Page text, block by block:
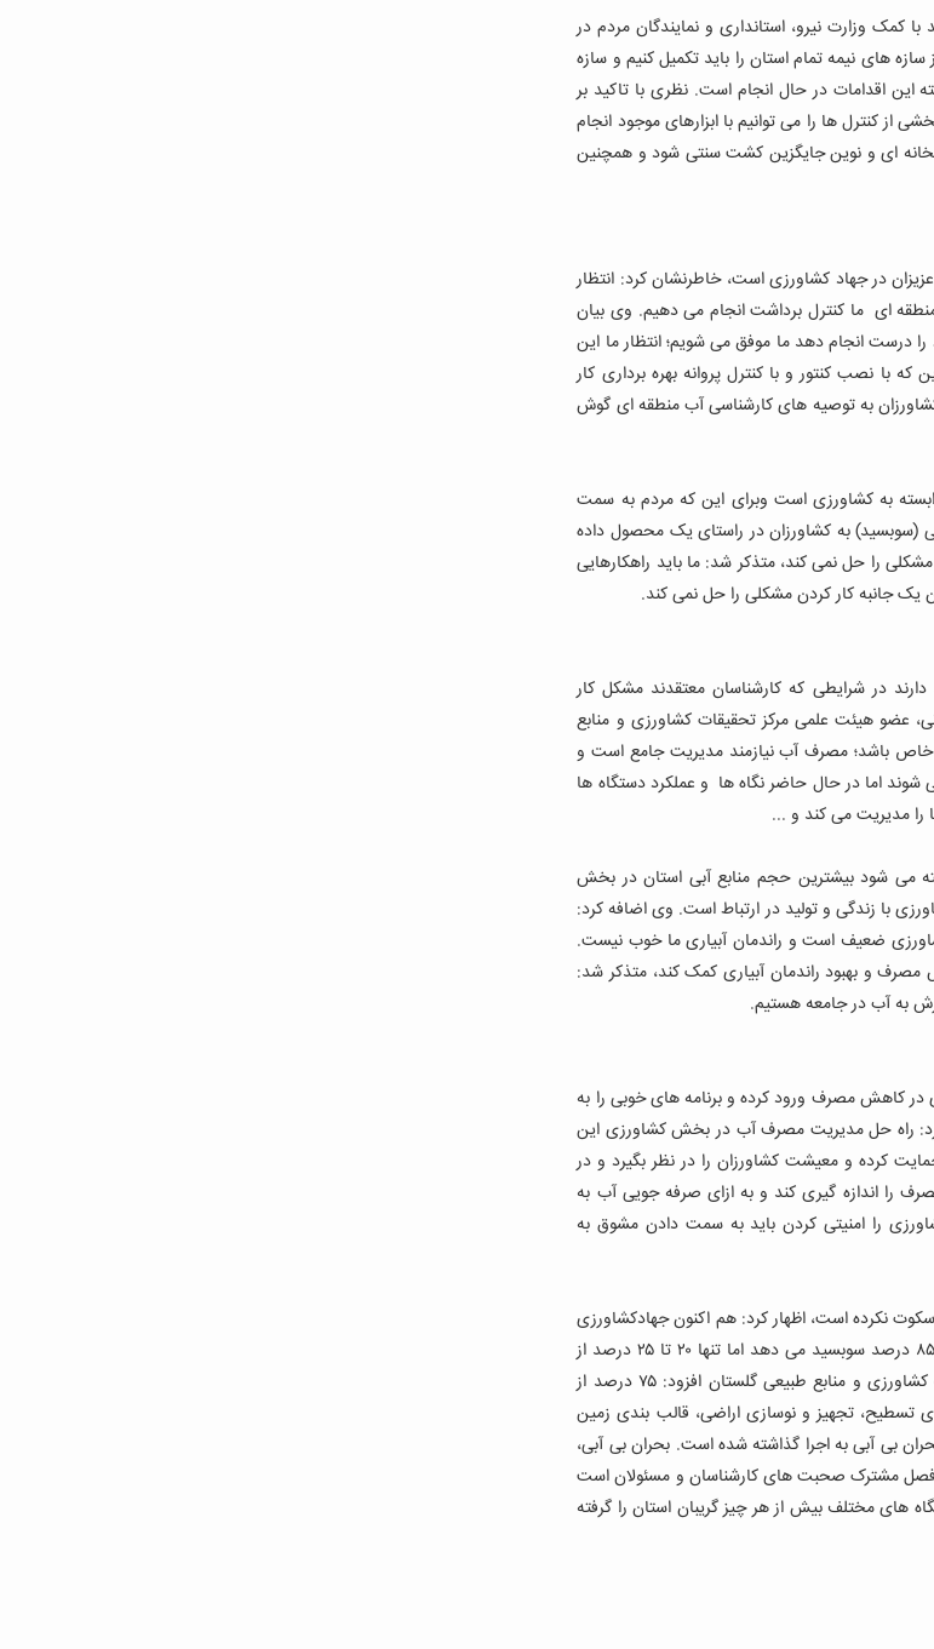
وزارت نیرو، استانداری و نمایندگان مردم در
های نیمه تمام استان را باید تکمیل کنیم و سازه
این اقدامات در حال انجام است. نظری با تاکید بر
کنترل ها را می توانیم با ابزارهای موجود انجام
ای و نوین جایگزین کشت سنتی شود و همچنین
در جهاد کشاورزی است، خاطرنشان کرد: انتظار
ای ما کنترل برداشت انجام می دهیم. وی بیان
درست انجام دهد ما موفق می شویم؛ انتظار ما این
که با نصب کنتور و با کنترل پروانه بهره برداری کار
کشاورزان به توصیه های کارشناسی آب منطقه ای گوش
وابسته به کشاورزی است وبرای این که مردم به سمت
به کشاورزان در راستای یک محصول داده
را حل نمی کند، متذکر شد: ما باید راهکارهایی
یک جانبه کار کردن مشکلی را حل نمی کند.
در شرایطی که کارشناسان معتقدند مشکل کار
عضو هیئت علمی مرکز تحقیقات کشاورزی و منابع
خاص باشد؛ مصرف آب نیازمند مدیریت جامع است و
اما در حال حاضر نگاه ها و عملکرد دستگاه ها
مدیریت می کند و ...
می شود بیشترین حجم منابع آبی استان در بخش
با زندگی و تولید در ارتباط است. وی اضافه کرد:
ضعیف است و راندمان آبیاری ما خوب نیست.
مصرف و بهبود راندمان آبیاری کمک کند، متذکر شد:
به آب در جامعه هستیم.
کاهش مصرف ورود کرده و برنامه های خوبی را به
کرد: راه حل مدیریت مصرف آب در بخش کشاورزی این
کرده و معیشت کشاورزان را در نظر بگیرد و در
را اندازه گیری کند و به ازای صرفه جویی آب به
را امنیتی کردن باید به سمت دادن مشوق به
نکرده است، اظهار کرد: هم اکنون جهادکشاورزی
به طرح هایی که در جهت تعدیل مصرف آب ( روش های نوین آبیاری) اجرا می شود، ۸۵ درصد سوبسید می دهد اما تنها ۲۰ تا ۲۵ درصد از
اراضی گلستان ظرفیت اجرای چنین طرح هایی دارند. عضو هیئت علمی مرکز تحقیقات کشاورزی و منابع طبیعی گلستان افزود: ۷۵ درصد از
تسطیح، تجهیز و نوسازی اراضی، قالب بندی زمین
بی آبی به اجرا گذاشته شده است. بحران بی آبی،
مشترک صحبت های کارشناسان و مسئولان است
های مختلف بیش از هر چیز گریبان استان را گرفته